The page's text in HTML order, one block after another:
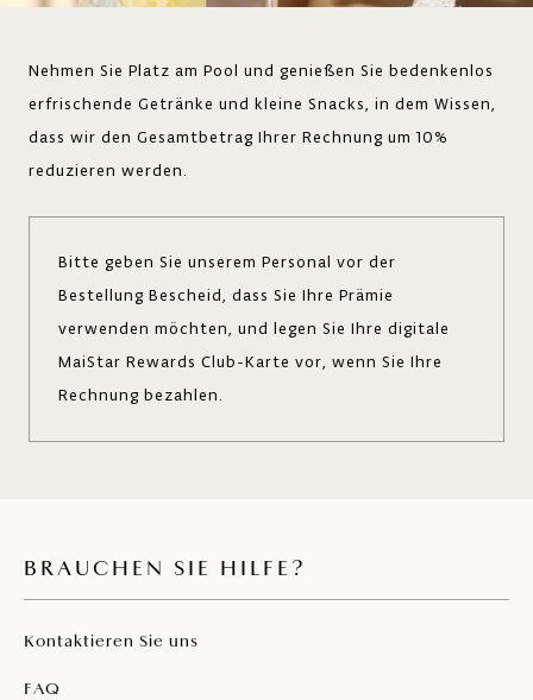
Nehmen Sie Platz am Pool und genießen Sie bedenkenlos
erfrischende Getränke und kleine Snacks, in dem Wissen,
dass wir den Gesamtbetrag Ihrer Rechnung um 10%
reduzieren werden.
Bitte geben Sie unserem Personal vor der
Bestellung Bescheid, dass Sie Ihre Prämie
verwenden möchten, und legen Sie Ihre digitale
MaiStar Rewards Club-Karte vor, wenn Sie Ihre
Rechnung bezahlen.
BRAUCHEN SIE HILFE?
Kontaktieren Sie uns
FAQ